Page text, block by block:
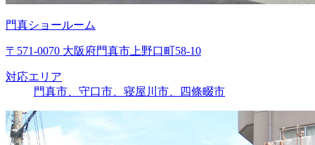
門真ショールーム
〒571-0070 大阪府門真市上野口町58-10
対応エリア
門真市、守口市、寝屋川市、四條畷市